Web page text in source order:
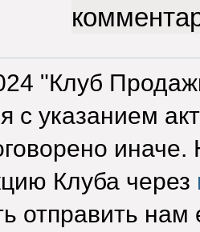
"Клуб
с указанием
Клуба через
отправить нам